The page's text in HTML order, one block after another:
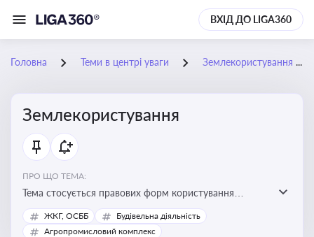
ВХІД ДО LIGA360
Головна Теми в центрі уваги Землекористування
Землекористування
ПРО ЩО ТЕМА:
Тема стосується правових форм користування
землею, зокрема умов доступу, володіння та
користування земельними ділянками різних форм
ЖКГ, ОСББ
Будівельна діяльність
Агропромисловий комплекс